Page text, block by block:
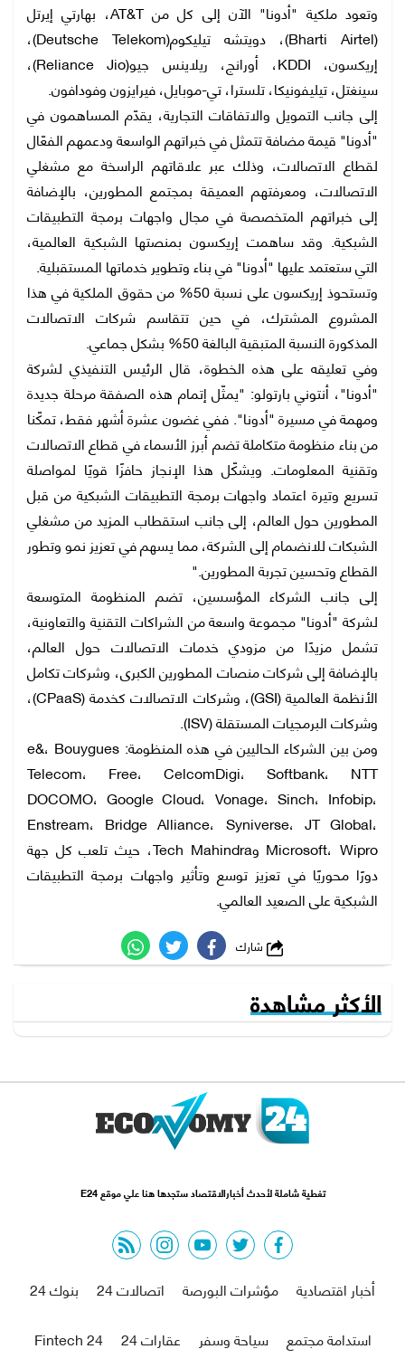
وتعود ملكية "أدونا" الآن إلى كل من AT&T، بهارتي إيرتل
(Bharti Airtel)، دويتشه تيليكوم(Deutsche Telekom)،
إريكسون، KDDI، أورانج، ريلاينس جيو(Reliance Jio)،
سينغتل، تيليفونيكا، تلسترا، تي-موبايل، فيرايزون وفودافون.
إلى جانب التمويل والاتفاقات التجارية، يقدّم المساهمون في
"أدونا" قيمة مضافة تتمثل في خبراتهم الواسعة ودعمهم الفعّال
لقطاع الاتصالات، وذلك عبر علاقاتهم الراسخة مع مشغلي
الاتصالات، ومعرفتهم العميقة بمجتمع المطورين، بالإضافة
إلى خبراتهم المتخصصة في مجال واجهات برمجة التطبيقات
الشبكية. وقد ساهمت إريكسون بمنصتها الشبكية العالمية،
التي ستعتمد عليها "أدونا" في بناء وتطوير خدماتها المستقبلية.
وتستحوذ إريكسون على نسبة 50% من حقوق الملكية في هذا
المشروع المشترك، في حين تتقاسم شركات الاتصالات
المذكورة النسبة المتبقية البالغة 50% بشكل جماعي.
وفي تعليقه على هذه الخطوة، قال الرئيس التنفيذي لشركة
"أدونا"، أنتوني بارتولو: "يمثّل إتمام هذه الصفقة مرحلة جديدة
ومهمة في مسيرة "أدونا". ففي غضون عشرة أشهر فقط، تمكّنا
من بناء منظومة متكاملة تضم أبرز الأسماء في قطاع الاتصالات
وتقنية المعلومات. ويشكّل هذا الإنجاز حافزًا قويًا لمواصلة
تسريع وتيرة اعتماد واجهات برمجة التطبيقات الشبكية من قبل
المطورين حول العالم، إلى جانب استقطاب المزيد من مشغلي
الشبكات للانضمام إلى الشركة، مما يسهم في تعزيز نمو وتطور
القطاع وتحسين تجربة المطورين."
إلى جانب الشركاء المؤسسين، تضم المنظومة المتوسعة
لشركة "أدونا" مجموعة واسعة من الشراكات التقنية والتعاونية،
تشمل مزيدًا من مزودي خدمات الاتصالات حول العالم،
بالإضافة إلى شركات منصات المطورين الكبرى، وشركات تكامل
الأنظمة العالمية (GSI)، وشركات الاتصالات كخدمة (CPaaS)،
وشركات البرمجيات المستقلة (ISV).
ومن بين الشركاء الحاليين في هذه المنظومة: e&، Bouygues
Telecom، Free، CelcomDigi، Softbank، NTT
DOCOMO، Google Cloud، Vonage، Sinch، Infobip،
Enstream، Bridge Alliance، Syniverse، JT Global،
Microsoft، Wipro وTech Mahindra، حيث تلعب كل جهة
دورًا محوريًا في تعزيز توسع وتأثير واجهات برمجة التطبيقات
الشبكية على الصعيد العالمي.
الأكثر مشاهدة
تغطية شاملة لأحدث أخبارالاقتصاد ستجدها هنا علي موقع E24
facebook
twitter
youtube
instagram
rss feed
أخبار اقتصادية
مؤشرات البورصة اتصالات 24
بنوك 24
استدامة مجتمع
سياحة وسفر عقارات 24 Fintech 24